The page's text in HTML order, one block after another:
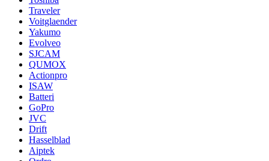
Traveler
Voitglaender
Yakumo
Evolveo
SJCAM
QUMOX
Actionpro
ISAW
Batteri
GoPro
JVC
Drift
Hasselblad
Aiptek